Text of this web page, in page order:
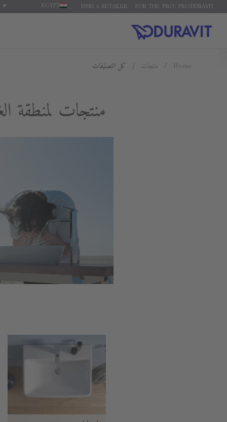
FOR THE 'PRO': PRO.DURAVIT
FIND A RETAILER
EGYPT
Home منتجات كل التصنيفات
منتجات لمنطقة